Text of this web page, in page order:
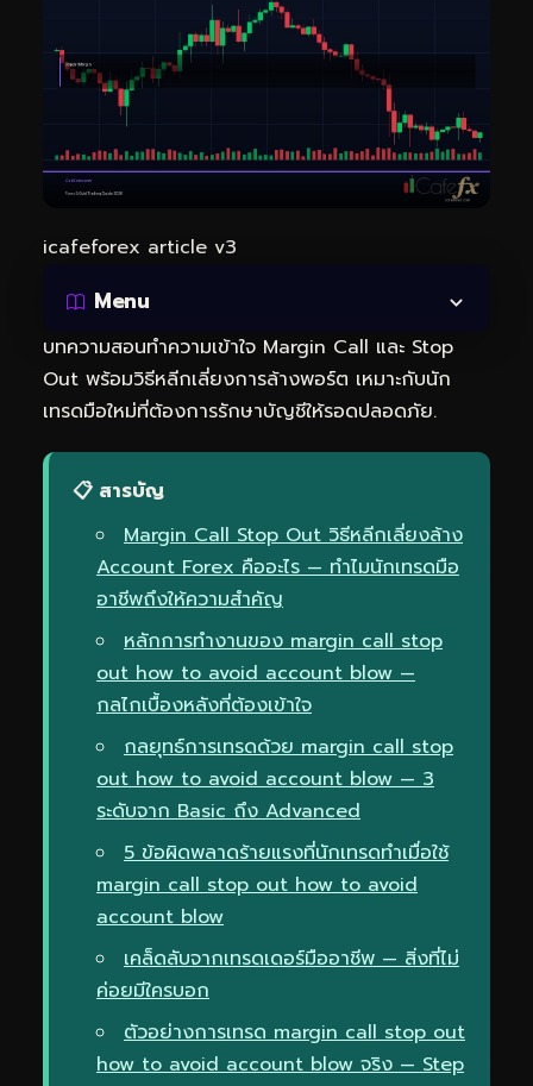
icafeforex article v3
Menu
บทความสอนทำความเข้าใจ Margin Call และ Stop
Out พร้อมวิธีหลีกเลี่ยงการล้างพอร์ต เหมาะกับนัก
เทรดมือใหม่ที่ต้องการรักษาบัญชีให้รอดปลอดภัย.
📋 สารบัญ
Margin Call Stop Out วิธีหลีกเลี่ยงล้าง
Account Forex คืออะไร — ทำไมนักเทรดมือ
อาชีพถึงให้ความสำคัญ
หลักการทำงานของ margin call stop
out how to avoid account blow —
กลไกเบื้องหลังที่ต้องเข้าใจ
กลยุทธ์การเทรดด้วย margin call stop
out how to avoid account blow — 3
ระดับจาก Basic ถึง Advanced
5 ข้อผิดพลาดร้ายแรงที่นักเทรดทำเมื่อใช้
margin call stop out how to avoid
account blow
เคล็ดลับจากเทรดเดอร์มืออาชีพ — สิ่งที่ไม่
ค่อยมีใครบอก
ตัวอย่างการเทรด margin call stop out
how to avoid account blow จริง — Step